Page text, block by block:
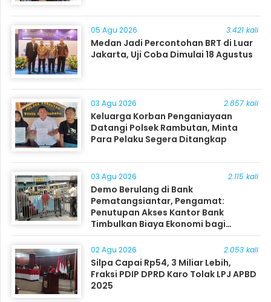
05 Agu 2026 3.421 kali
Medan Jadi Percontohan BRT di Luar
Jakarta, Uji Coba Dimulai 18 Agustus
03 Agu 2026 2.857 kali
Keluarga Korban Penganiayaan
Datangi Polsek Rambutan, Minta
Para Pelaku Segera Ditangkap
03 Agu 2026 2.115 kali
Demo Berulang di Bank
Pematangsiantar, Pengamat:
Penutupan Akses Kantor Bank
Timbulkan Biaya Ekonomi bagi
Masyarakat
02 Agu 2026 2.053 kali
Silpa Capai Rp54, 3 Miliar Lebih,
Fraksi PDIP DPRD Karo Tolak LPJ APBD
2025